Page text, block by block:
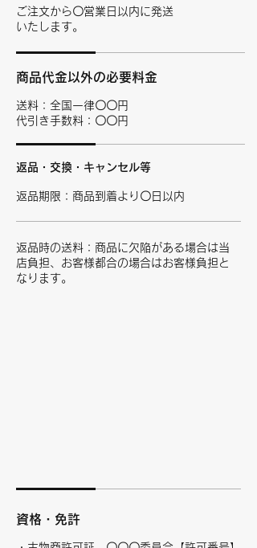
ご注文から〇営業日以内に発送
いたします。
商品代金以外の必要料金
送料：全国一律〇〇円
代引き手数料：〇〇円
返品・交換・キャンセル等
返品期限：商品到着より〇日以内
返品時の送料：商品に欠陥がある場合は当
店負担、お客様都合の場合はお客様負担と
なります。
資格・免許